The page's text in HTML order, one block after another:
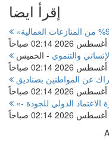
إقرأ ايضا
«الموارد البشرية والتوطين»: تسوية 98.6% من المنازعات العمالية
- الخميس
الدولي للجودة -